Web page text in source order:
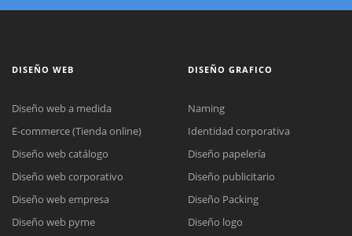
DISEÑO WEB
Diseño web a medida
E-commerce (Tienda online)
Diseño web catálogo
Diseño web corporativo
Diseño web empresa
Diseño web pyme
DISEÑO GRAFICO
Naming
Identidad corporativa
Diseño papelería
Diseño publicitario
Diseño Packing
Diseño logo